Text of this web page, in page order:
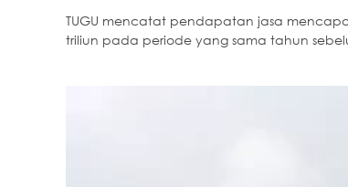
TUGU mencatat pendapatan jasa
triliun pada periode yang sama tahun